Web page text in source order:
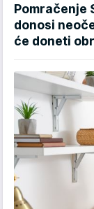
Pomračenje
donosi
će doneti